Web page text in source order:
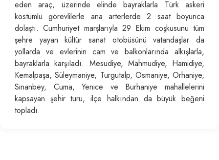
eden araç, üzerinde elinde bayraklarla Türk askeri
kostümlü görevlilerle ana arterlerde 2 saat boyunca
dolaştı. Cumhuriyet marşlarıyla 29 Ekim coşkusunu tüm
şehre yayan kültür sanat otobüsünü vatandaşlar da
yollarda ve evlerinin cam ve balkonlarında alkışlarla,
bayraklarla karşıladı. Mesudiye, Mahmudiye, Hamidiye,
Kemalpaşa, Süleymaniye, Turgutalp, Osmaniye, Orhaniye,
Sinanbey, Cuma, Yenice ve Burhaniye mahallelerini
kapsayan şehir turu, ilçe halkından da büyük beğeni
topladı.